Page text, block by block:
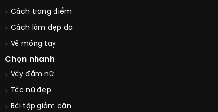
Cách trang điểm
Cách làm đẹp da
Vẽ móng tay
Chọn nhanh
Váy đầm nữ
Tóc nữ đẹp
Bài tập giảm cân